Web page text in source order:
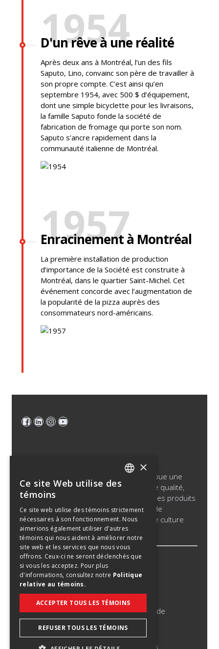
1954
D'un rêve à une réalité
Après deux ans à Montréal, l’un des fils
Saputo, Lino, convainc son père de travailler à
son propre compte. C’est ainsi qu’en
septembre 1954, avec 500 $ d’équipement,
dont une simple bicyclette pour les livraisons,
la famille Saputo fonde la société de
fabrication de fromage qui porte son nom.
Saputo s’ancre rapidement dans la
communauté italienne de Montréal.
1957
Enracinement à Montréal
La première installation de production
d’importance de la Société est construite à
Montréal, dans le quartier Saint-Michel. Cet
événement concorde avec l’augmentation de
la popularité de la pizza auprès des
consommateurs nord-américains.
2026 Saputo inc. Tous droits réservés.
Saputo produit, met en marché et distribue une
vaste gamme de produits de la meilleure qualité,
notamment du fromage, du lait nature, des produits
laitiers et de la crème ayant une durée de
conservation prolongée, des produits de culture
bactérienne et des ingrédients laitiers.
Avis légal
Politique relative aux témoins
Politique de confidentialité
Avis de tentatives de fraude en matière de
recrutement
FRENCH
×
Ce site Web utilise des
témoins
Ce site web utilise des témoins strictement
nécessaires à son fonctionnement. Nous
aimerions également utiliser d'autres
témoins qui nous aident à améliorer notre
site web et les services que nous vous
offrons. Ceux-ci ne seront déclenchés que
si vous les acceptez. Pour plus
d'informations, consultez notre Politique
relative au témoins.
ACCEPTER TOUS LES TÉMOINS
REFUSER TOUS LES TÉMOINS